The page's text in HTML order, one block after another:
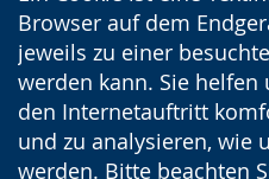
Browser auf dem
jeweils zu einer
werden kann. Sie
den Internetauftritt
und zu analysieren, wie
werden. Bitte beachten